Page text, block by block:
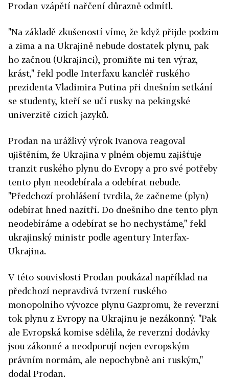
Prodan vzápětí nařčení důrazně odmítl.
"Na základě zkušeností víme, že když přijde podzim
a zima a na Ukrajině nebude dostatek plynu, pak
ho začnou (Ukrajinci), promiňte mi ten výraz,
krást," řekl podle Interfaxu kancléř ruského
prezidenta Vladimira Putina při dnešním setkání
se studenty, kteří se učí rusky na pekingské
univerzitě cizích jazyků.
Prodan na urážlivý výrok Ivanova reagoval
ujištěním, že Ukrajina v plném objemu zajišťuje
tranzit ruského plynu do Evropy a pro své potřeby
tento plyn neodebírala a odebírat nebude.
"Předchozí prohlášení tvrdila, že začneme (plyn)
odebírat hned nazítří. Do dnešního dne tento plyn
neodebíráme a odebírat se ho nechystáme," řekl
ukrajinský ministr podle agentury Interfax-
Ukrajina.
V této souvislosti Prodan poukázal například na
předchozí nepravdivá tvrzení ruského
monopolního vývozce plynu Gazpromu, že reverzní
tok plynu z Evropy na Ukrajinu je nezákonný. "Pak
ale Evropská komise sdělila, že reverzní dodávky
jsou zákonné a neodporují nejen evropským
právním normám, ale nepochybně ani ruským,"
dodal Prodan.